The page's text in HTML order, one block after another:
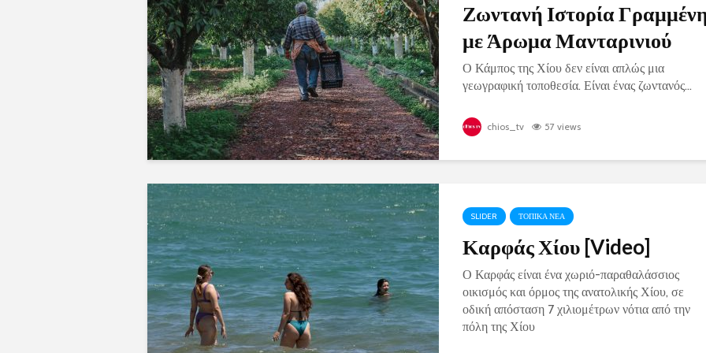
Ζωντανή Ιστορία
με Άρωμα Μανταρινιού
Ο Κάμπος της Χίου δεν είναι απλώς μια
γεωγραφική τοποθεσία. Είναι ένας ζωντανός...
chios_tv 57 views
SLIDER ΤΟΠΙΚΑ ΝΕΑ
Καρφάς Χίου [Video]
Ο Καρφάς είναι ένα χωριό-παραθαλάσσιος
οικισμός και όρμος της ανατολικής Χίου, σε
οδική απόσταση 7 χιλιομέτρων νότια από την
πόλη της Χίου